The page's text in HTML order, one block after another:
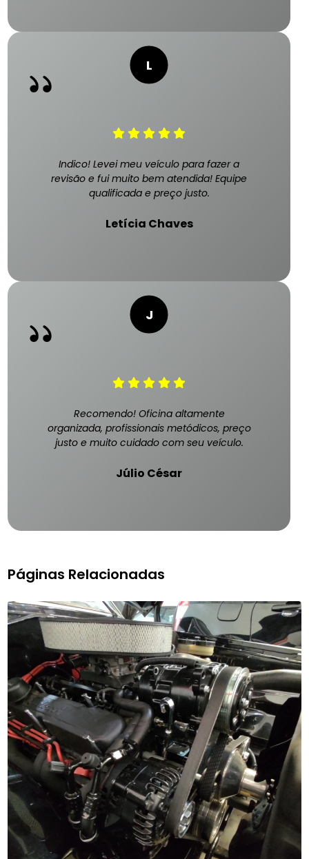
Indico! Levei meu veículo para fazer a
revisão e fui muito bem atendida! Equipe
qualificada e preço justo.
Letícia Chaves
Recomendo! Oficina altamente
organizada, profissionais metódicos, preço
justo e muito cuidado com seu veículo.
Júlio César
Páginas Relacionadas